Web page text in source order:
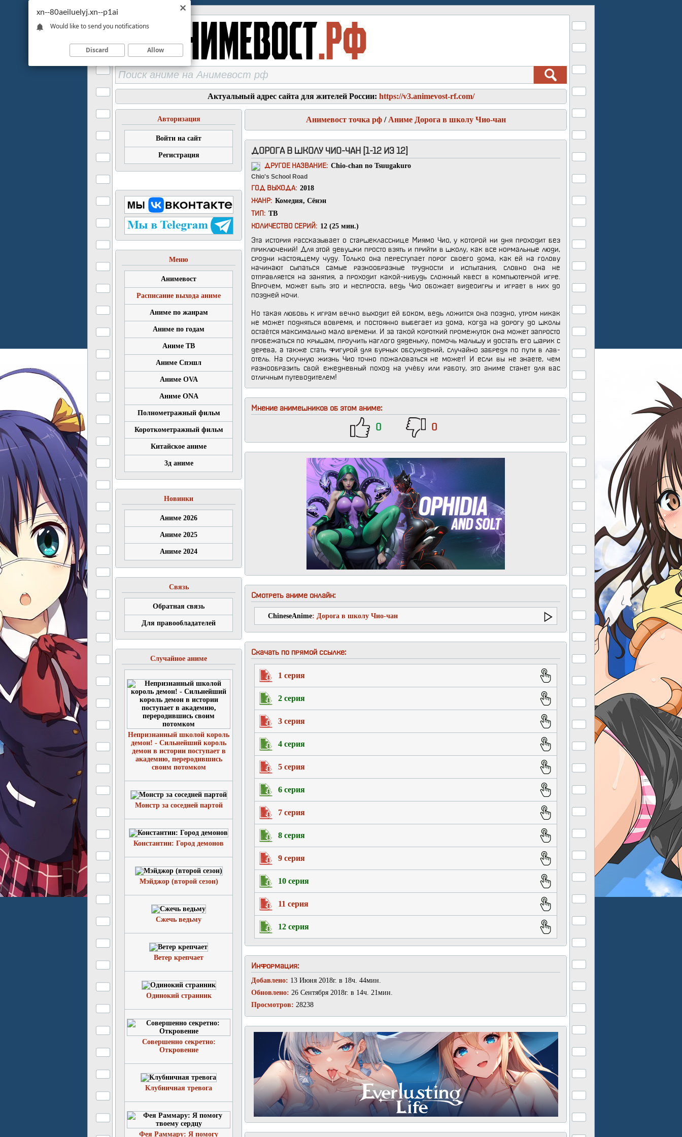
Актуальный адрес сайта для жителей России: https://v3.animevost-rf.com/
Авторизация
Войти на сайт
Регистрация
Меню
Анимевост
Расписание выхода аниме
Аниме по жанрам
Аниме по годам
Аниме ТВ
Аниме Спэшл
Аниме OVA
Аниме ONA
Полнометражный фильм
Короткометражный фильм
Китайское аниме
3д аниме
Новинки
Аниме 2026
Аниме 2025
Аниме 2024
Связь
Обратная связь
Для правообладателей
Случайное аниме
Непризнанный школой король
демон! - Сильнейший король
демон в истории поступает в
академию, переродившись
своим потомком
Монстр за соседней партой
Константин: Город демонов
Мэйджор (второй сезон)
Сжечь ведьму
Ветер крепчает
Одинокий странник
Совершенно секретно:
Откровение
Клубничная тревога
Фея Раммару: Я помогу
Анимевост точка рф/ Аниме Дорога в школу Чио-чан
ДОРОГА В ШКОЛУ ЧИО-ЧАН [1-12 ИЗ 12]
ДРУГОЕ НАЗВАНИЕ: Chio-chan no Tsuugakuro
Chio's School Road
ГОД ВЫХОДА: 2018
ЖАНР: Комедия, Сёнэн
ТИП: ТВ
КОЛИЧЕСТВО СЕРИЙ: 12 (25 мин.)
Эта история рассказывает о старшекласснице Миямо Чио, у которой ни дня проходит без
приключений! Для этой девушки просто взять и прийти в школу, как все нормальные люди,
сродни настоящему чуду. Только она переступает порог своего дома, как ей на голову
начинают сыпаться самые разнообразные трудности и испытания, словно она не
отправляется на занятия, а проходит какой-нибудь сложный квест в компьютерной игре.
Впрочем, может быть это и неспроста, ведь Чио обожает видеоигры и играет в них до
поздней ночи.
Но такая любовь к играм вечно выходит ей боком, ведь ложится она поздно, утром никак
не может подняться вовремя, и постоянно выбегает из дома, когда на дорогу до школы
остаётся максимально мало времени. И за такой короткий промежуток она может запросто
пробежаться по крышам, проучить наглого дяденьку, помочь малышу и достать его шарик с
дерева, а также стать фигурой для бурных обсуждений, случайно забредя по пути в лав-
отель. На скучную жизнь Чио точно пожаловаться не может! И если вы не знаете, чем
разнообразить свой ежедневный поход на учёбу или работу, это аниме станет для вас
отличным путеводителем!
Мнение анимешников об этом аниме:
0 0
Смотреть аниме онлайн:
ChineseAnime: Дорога в школу Чио-чан
Скачать по прямой ссылке:
1 серия
2 серия
3 серия
4 серия
5 серия
6 серия
7 серия
8 серия
9 серия
10 серия
11 серия
12 серия
Информация:
Добавлено: 13 Июня 2018г. в 18ч. 44мин.
Обновлено: 26 Сентября 2018г. в 14ч. 21мин.
Просмотров: 28238
xn--80aeiluelyj.xn--p1ai
Would like to send you notifications
Discard Allow